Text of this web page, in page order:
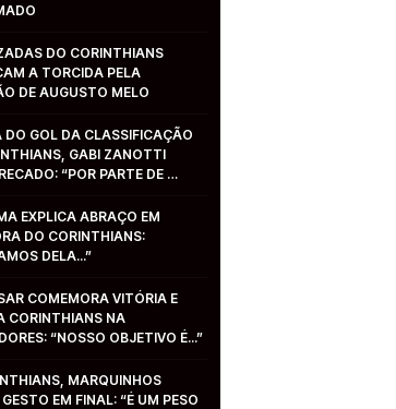
DO CORINTHIANS
A TORCIDA PELA
DE AUGUSTO MELO
DO GOL DA CLASSIFICAÇÃO
GABI ZANOTTI
“POR PARTE DE
EXPLICA ABRAÇO EM
DO CORINTHIANS:
DELA...”
COMEMORA VITÓRIA E
CORINTHIANS NA
“NOSSO OBJETIVO É...”
MARQUINHOS
EM FINAL: “É UM PESO